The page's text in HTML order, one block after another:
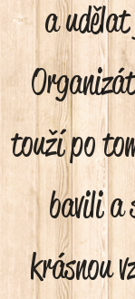
a udělat
touží po
bavili a
krásnou